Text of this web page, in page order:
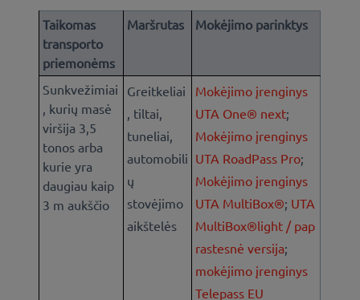
Taikomas
transporto
priemonėms
Maršrutas Mokėjimo parinktys
Sunkvežimiai
, kurių masė
viršija 3,5
tonos arba
kurie yra
daugiau kaip
3 m aukščio
Greitkeliai
, tiltai,
tuneliai,
automobili
ų
stovėjimo
aikštelės
Mokėjimo įrenginys
UTA One® next;
Mokėjimo įrenginys
UTA RoadPass Pro;
Mokėjimo įrenginys
UTA MultiBox®; UTA
MultiBox®light / pap
rastesnė versija;
mokėjimo įrenginys
Telepass EU